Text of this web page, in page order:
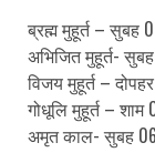
ब्रह्म मुहूर्त –
अभिजित मुहूर्त-
विजय मुहूर्त –
गोधूलि मुहूर्त –
अमृत काल- सुबह